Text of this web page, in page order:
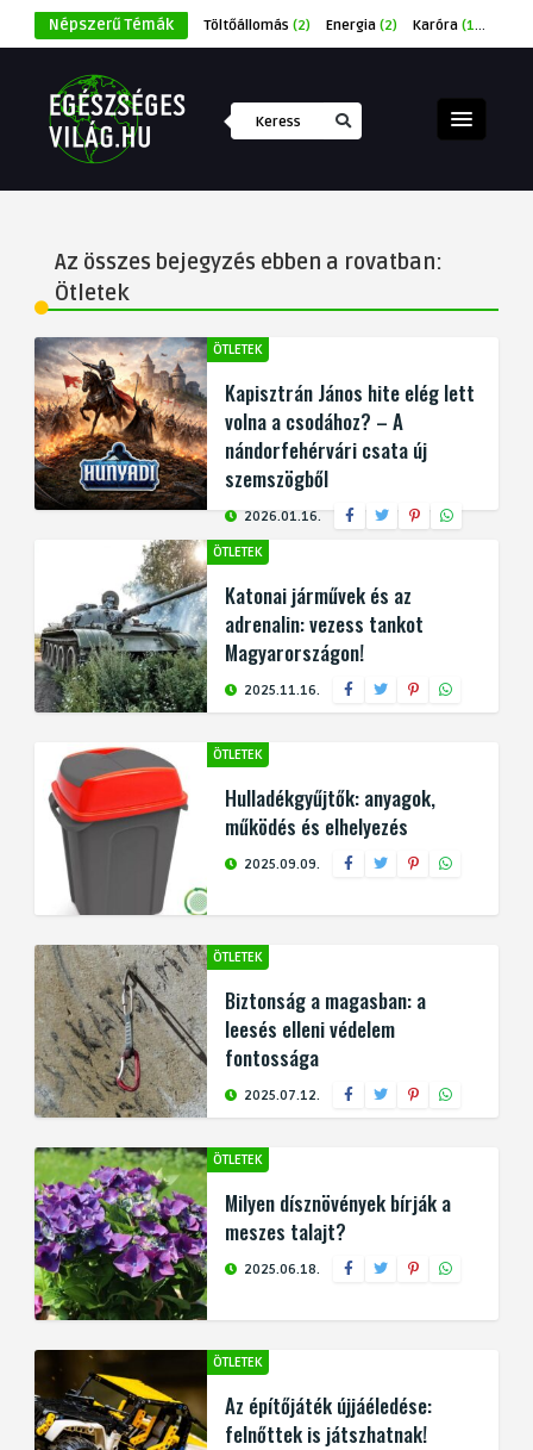
Népszerű Témák Töltőállomás (2) Energia (2) Karóra (1)
Az összes bejegyzés ebben a rovatban:
Ötletek
ÖTLETEK
Kapisztrán János hite elég lett
volna a csodához? – A
nándorfehérvári csata új
szemszögből
2026.01.16.
ÖTLETEK
Katonai járművek és az
adrenalin: vezess tankot
Magyarországon!
2025.11.16.
ÖTLETEK
Hulladékgyűjtők: anyagok,
működés és elhelyezés
2025.09.09.
ÖTLETEK
Biztonság a magasban: a
leesés elleni védelem
fontossága
2025.07.12.
ÖTLETEK
Milyen dísznövények bírják a
meszes talajt?
2025.06.18.
ÖTLETEK
Az építőjáték újjáéledése:
felnőttek is játszhatnak!